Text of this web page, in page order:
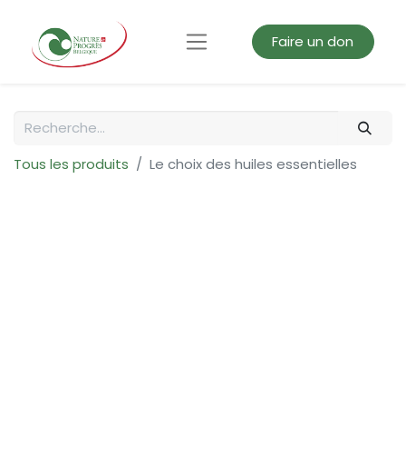
Faire un don
Tous les produits Le choix des huiles essentielles